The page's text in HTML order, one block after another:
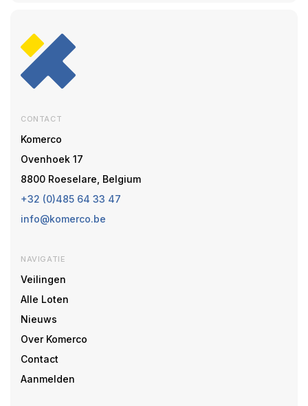
CONTACT
Komerco
Ovenhoek 17
8800 Roeselare, Belgium
+32 (0)485 64 33 47
info@komerco.be
NAVIGATIE
Veilingen
Alle Loten
Nieuws
Over Komerco
Contact
Aanmelden